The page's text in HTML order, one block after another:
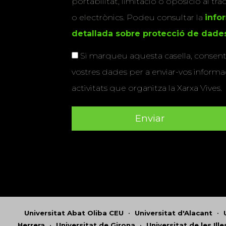
o electrònics. Podeu consultar la
detallada sobre protecció de
Si marqueu aquesta casella,
vostres dades per a enviar-vos
activitats que organitza la Xarxa Vives.
Universitat Abat Oliba CEU • Universitat d'Alacant •